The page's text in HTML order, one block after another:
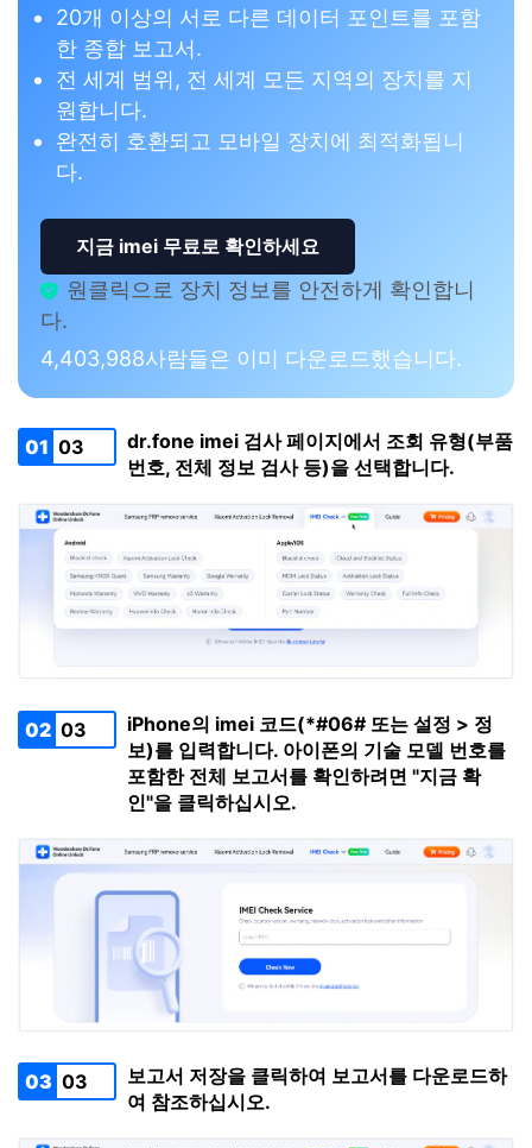
20개 이상의 서로 다른 데이터 포인트를 포함
한 종합 보고서.
전 세계 범위, 전 세계 모든 지역의 장치를 지
원합니다.
완전히 호환되고 모바일 장치에 최적화됩니
다.
지금 imei 무료로 확인하세요
원클릭으로 장치 정보를 안전하게 확인합니
다.
4,403,989사람들은 이미 다운로드했습니다.
01 03
dr.fone imei 검사 페이지에서 조회 유형(부품
번호, 전체 정보 검사 등)을 선택합니다.
02 03
iPhone의 imei 코드(*#06# 또는 설정 > 정
보)를 입력합니다. 아이폰의 기술 모델 번호를
포함한 전체 보고서를 확인하려면 "지금 확
인"을 클릭하십시오.
03 03
보고서 저장을 클릭하여 보고서를 다운로드하
여 참조하십시오.